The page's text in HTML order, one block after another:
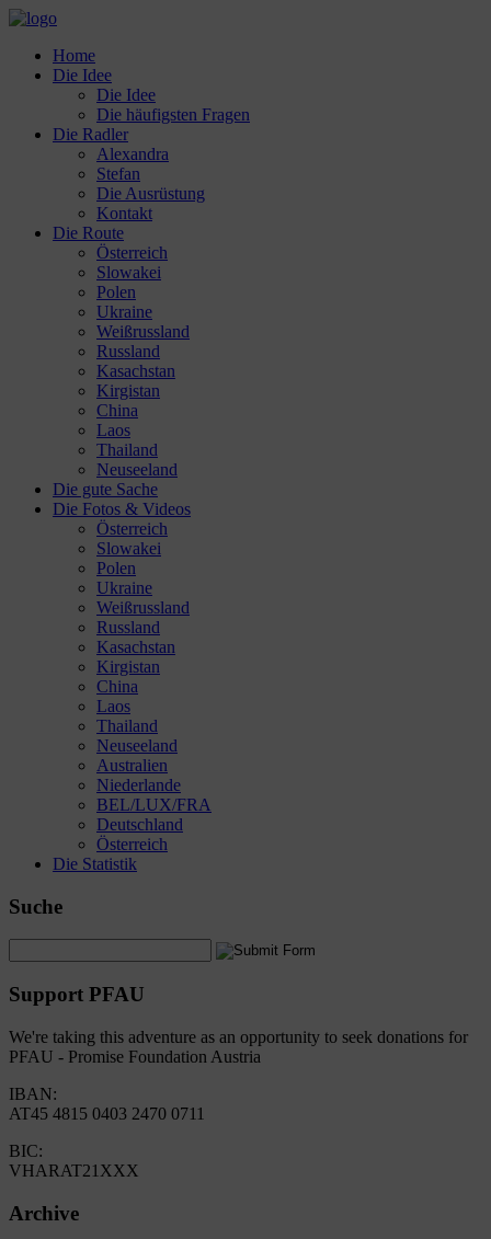
Home
Die Idee
Die Idee
Die häufigsten Fragen
Die Radler
Alexandra
Stefan
Die Ausrüstung
Kontakt
Die Route
Österreich
Slowakei
Polen
Ukraine
Weißrussland
Russland
Kasachstan
Kirgistan
China
Laos
Thailand
Neuseeland
Die gute Sache
Die Fotos & Videos
Österreich
Slowakei
Polen
Ukraine
Weißrussland
Russland
Kasachstan
Kirgistan
China
Laos
Thailand
Neuseeland
Australien
Niederlande
BEL/LUX/FRA
Deutschland
Österreich
Die Statistik
Suche
Support PFAU
We're taking this adventure as an opportunity to seek donations for
PFAU - Promise Foundation Austria
IBAN:
AT45 4815 0403 2470 0711
BIC:
VHARAT21XXX
Archive